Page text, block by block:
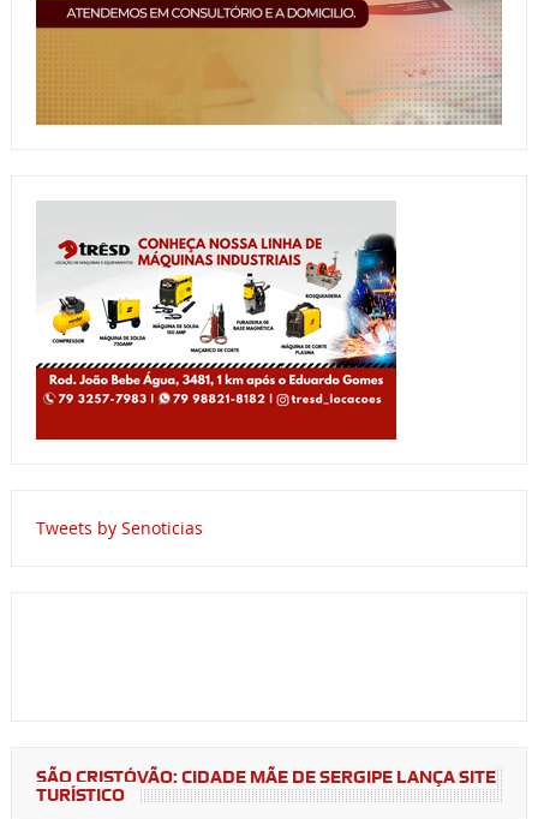
Tweets by Senoticias
SÃO CRISTÓVÃO: CIDADE MÃE DE SERGIPE LANÇA SITE
TURÍSTICO